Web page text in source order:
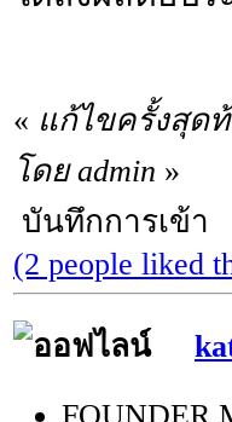
« แก้ไขครั้งสุดท้
โดย admin »
บันทึกการเข้า
(2 people liked
FOUNDER